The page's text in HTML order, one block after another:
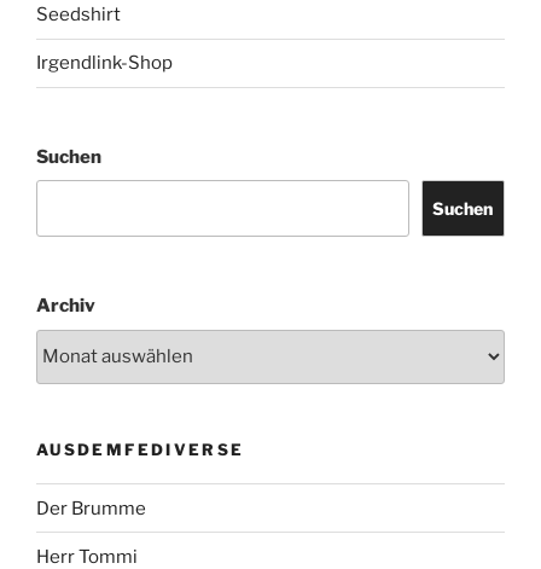
Seedshirt
Irgendlink-Shop
Suchen
Suchen
Archiv
AUSDEMFEDIVERSE
Der Brumme
Herr Tommi